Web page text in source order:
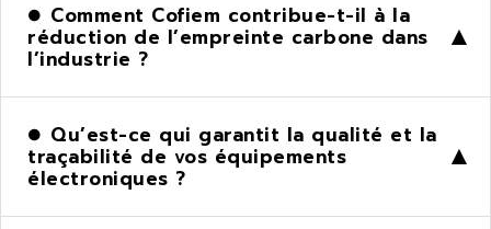
Comment Cofiem contribue-t-il à la
réduction de l’empreinte carbone dans
l’industrie ?
▶
Qu’est-ce qui garantit la qualité et la
traçabilité de vos équipements
électroniques ?
▶